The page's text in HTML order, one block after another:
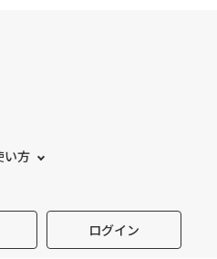
い方
ログイン